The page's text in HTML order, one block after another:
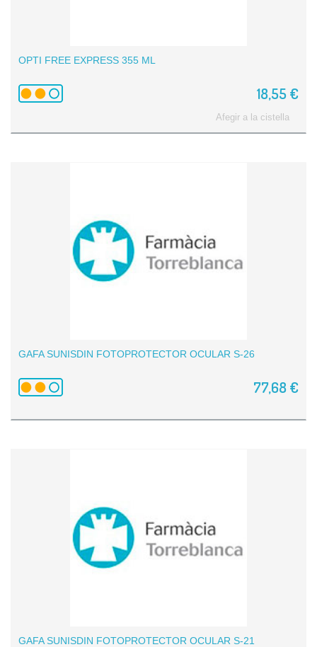
OPTI FREE EXPRESS 355 ML
18,55 €
Afegir a la cistella
GAFA SUNISDIN FOTOPROTECTOR OCULAR S-26
77,68 €
GAFA SUNISDIN FOTOPROTECTOR OCULAR S-21